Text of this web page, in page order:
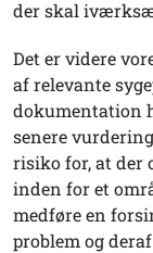
der skal
Det er videre
af relevante
dokumentation
senere
risiko for, at der
inden for et
medføre en
problem og